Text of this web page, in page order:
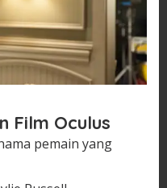
Film Oculus
pemain yang